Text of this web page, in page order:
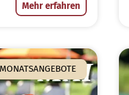
Mehr erfahren
MONATSANGEBOTE